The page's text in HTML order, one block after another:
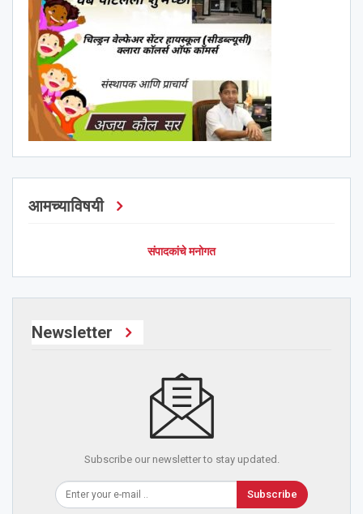
आमच्याविषयी
संपादकांचे मनोगत
Newsletter
Subscribe our newsletter to stay updated.
Subscribe